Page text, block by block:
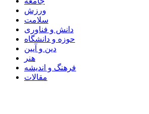
ورزش
سلامت
دانش و فناوری
حوزه و دانشگاه
دین و آیین
هنر
فرهنگ و اندیشه
مقالات